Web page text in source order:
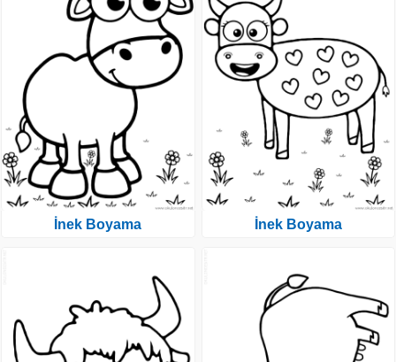
İnek Boyama İnek Boyama